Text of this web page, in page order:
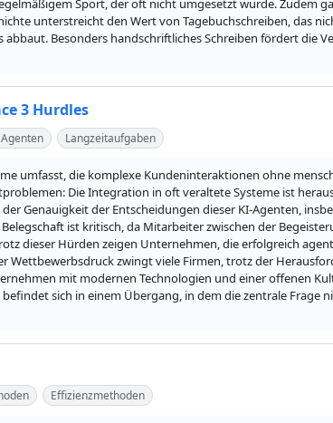
Sport, der oft nicht umgesetzt wurde. Zudem
unterstreicht den Wert von Tagebuchschreiben, das
Besonders handschriftliches Schreiben fördert die
3 Hurdles
Langzeitaufgaben
umfasst, die komplexe Kundeninteraktionen ohne
Die Integration in oft veraltete Systeme ist
Genauigkeit der Entscheidungen dieser KI-Agenten,
ist kritisch, da Mitarbeiter zwischen der
dieser Hürden zeigen Unternehmen, die erfolgreich
Wettbewerbsdruck zwingt viele Firmen, trotz der
mit modernen Technologien und einer offenen
sich in einem Übergang, in dem die zentrale Frage
Effizienzmethoden